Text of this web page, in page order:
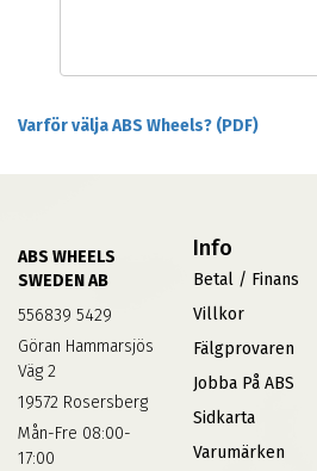
Varför välja ABS Wheels? (PDF)
ABS WHEELS
SWEDEN AB
556839 5429
Göran Hammarsjös
Väg 2
19572 Rosersberg
Mån-Fre 08:00-
17:00
Info
Betal / Finans
Villkor
Fälgprovaren
Jobba På ABS
Sidkarta
Varumärken